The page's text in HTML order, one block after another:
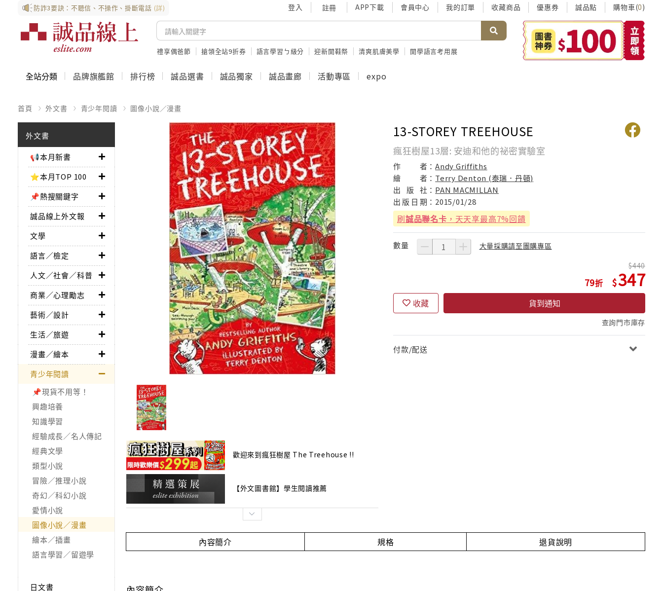
防詐3要訣：不聽信、不操作、掛斷電話 (詳) 登入 註冊 APP下載 會員中心 我的訂單 收藏商品 優惠券 誠品點 購物車(0)
禮享偶爸節 搶領全站9折券 語言學習ㄅ級分 迎新開鞋祭 清爽肌膚美學 開學語言考用展
全站分類 品牌旗艦館 排行榜 誠品選書 誠品獨家 誠品畫廊 活動專區 expo
首頁 外文書 青少年閱讀 圖像小說／漫畫
外文書
📢本月新書
⭐本月TOP 100
📌熱搜關鍵字
誠品線上外文報
文學
語言／檢定
人文／社會／科普
商業／心理勵志
藝術／設計
生活／旅遊
漫畫／繪本
青少年閱讀
📌現貨不用等！
興趣培養
知識學習
經驗成長／名人傳記
經典文學
類型小說
冒險／推理小說
奇幻／科幻小說
愛情小說
圖像小說／漫畫
繪本／插畫
語言學習／留遊學
日文書
歡迎來到瘋狂樹屋 The Treehouse !!
【外文圖書館】學生閱讀推薦
13-STOREY TREEHOUSE
瘋狂樹屋13層: 安迪和他的祕密實驗室
作 者：Andy Griffiths
繪
者： Terry Denton (泰瑞．丹頓)
出
版 社： PAN MACMILLAN
出 版 日 期： 2015/01/28
刷誠品聯名卡 ，天天享最高7%回饋
數量 大量採購請至團購專區
79
440
347
收藏 貨到通知
查詢門市庫存
付款/配送
內容簡介 規格 退貨說明